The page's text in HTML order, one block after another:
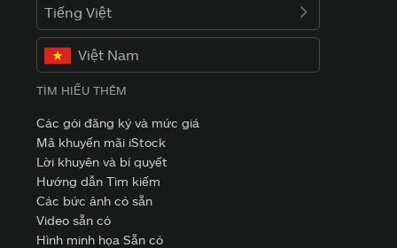
Tiếng Việt
Việt Nam
TÌM HIỂU THÊM
Các gói đăng ký và mức giá
Mã khuyến mãi iStock
Lời khuyên và bí quyết
Hướng dẫn Tìm kiếm
Các bức ảnh có sẵn
Video sẵn có
Hình minh họa Sẵn có